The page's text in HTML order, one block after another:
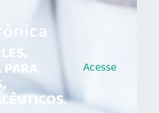
Acesse